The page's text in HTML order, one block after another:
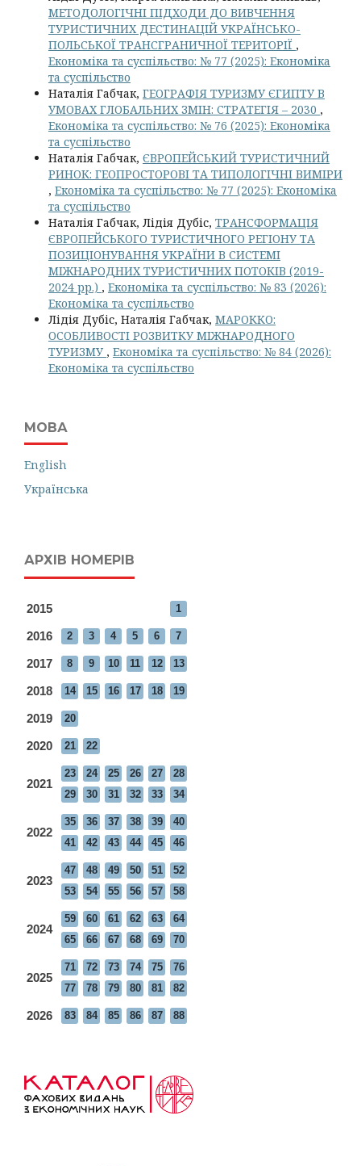
МЕТОДОЛОГІЧНІ ПІДХОДИ ДО ВИВЧЕННЯ
ТУРИСТИЧНИХ ДЕСТИНАЦІЙ УКРАЇНСЬКО-
ПОЛЬСЬКОЇ ТРАНСГРАНИЧНОЇ ТЕРИТОРІЇ ,
Економіка та суспільство: № 77 (2025): Економіка
та суспільство
Наталія Габчак, ГЕОГРАФІЯ ТУРИЗМУ ЄГИПТУ В
УМОВАХ ГЛОБАЛЬНИХ ЗМІН: СТРАТЕГІЯ – 2030 ,
Економіка та суспільство: № 76 (2025): Економіка
та суспільство
Наталія Габчак, ЄВРОПЕЙСЬКИЙ ТУРИСТИЧНИЙ
РИНОК: ГЕОПРОСТОРОВІ ТА ТИПОЛОГІЧНІ ВИМІРИ
, Економіка та суспільство: № 77 (2025): Економіка
та суспільство
Наталія Габчак, Лідія Дубіс, ТРАНСФОРМАЦІЯ
ЄВРОПЕЙСЬКОГО ТУРИСТИЧНОГО РЕГІОНУ ТА
ПОЗИЦІОНУВАННЯ УКРАЇНИ В СИСТЕМІ
МІЖНАРОДНИХ ТУРИСТИЧНИХ ПОТОКІВ (2019-
2024 рр.) , Економіка та суспільство: № 83 (2026):
Економіка та суспільство
Лідія Дубіс, Наталія Габчак, МАРОККО:
ОСОБЛИВОСТІ РОЗВИТКУ МІЖНАРОДНОГО
ТУРИЗМУ , Економіка та суспільство: № 84 (2026):
Економіка та суспільство
МОВА
English
Українська
АРХІВ НОМЕРІВ
2015 1
2016 2 3 4 5 6 7
2017 8 9 10 11 12 13
2018 14 15 16 17 18 19
2019 20
2020 21 22
2021
23 24 25 26 27
28
29
30 31 32 33 34
2022
35 36 37 38 39
40
41
42 43 44 45 46
2023
47 48 49 50 51
52
53
54 55 56 57 58
2024
59 60 61 62 63
64
65
66 67 68 69 70
2025
71 72 73 74 75
76
77
78 79 80 81 82
2026 83 84 85 86 87 88